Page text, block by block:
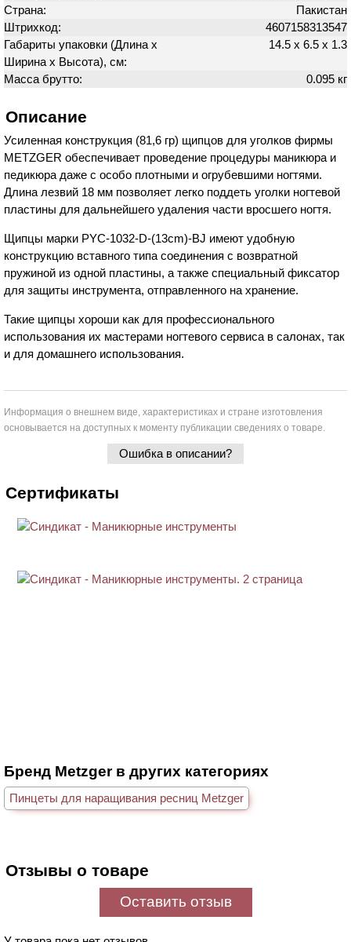
Страна:
Пакистан
Штрихкод:
4607158313547
Габариты упаковки (Длина х
Ширина х Высота), см:
14.5 х 6.5 х 1.3
Масса брутто: 0.095 кг
Описание
Усиленная конструкция (81,6 гр) щипцов для уголков фирмы
METZGER обеспечивает проведение процедуры маникюра и
педикюра даже с особо плотными и огрубевшими ногтями.
Длина лезвий 18 мм позволяет легко поддеть уголки ногтевой
пластины для дальнейшего удаления части вросшего ногтя.
Щипцы марки PYC-1032-D-(13cm)-BJ имеют удобную
конструкцию вставного типа соединения с возвратной
пружиной из одной пластины, а также специальный фиксатор
для защиты инструмента, отправленного на хранение.
Такие щипцы хороши как для профессионального
использования их мастерами ногтевого сервиса в салонах, так
и для домашнего использования.
Информация о внешнем виде, характеристиках и стране изготовления
основывается на доступных к моменту публикации сведениях о товаре.
Ошибка в описании?
Сертификаты
Бренд Metzger в других категориях
Пинцеты для наращивания ресниц Metzger
Отзывы о товаре
Оставить отзыв